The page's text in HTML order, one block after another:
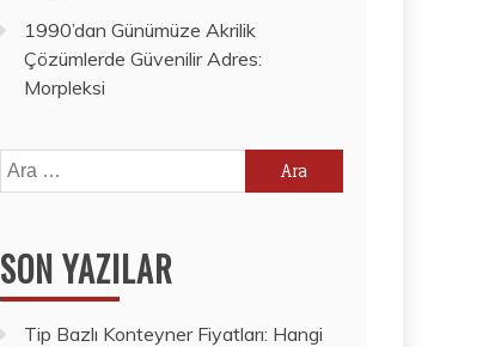
1990’dan Günümüze Akrilik
Çözümlerde Güvenilir Adres:
Morpleksi
Arama:
SON YAZILAR
Tip Bazlı Konteyner Fiyatları: Hangi